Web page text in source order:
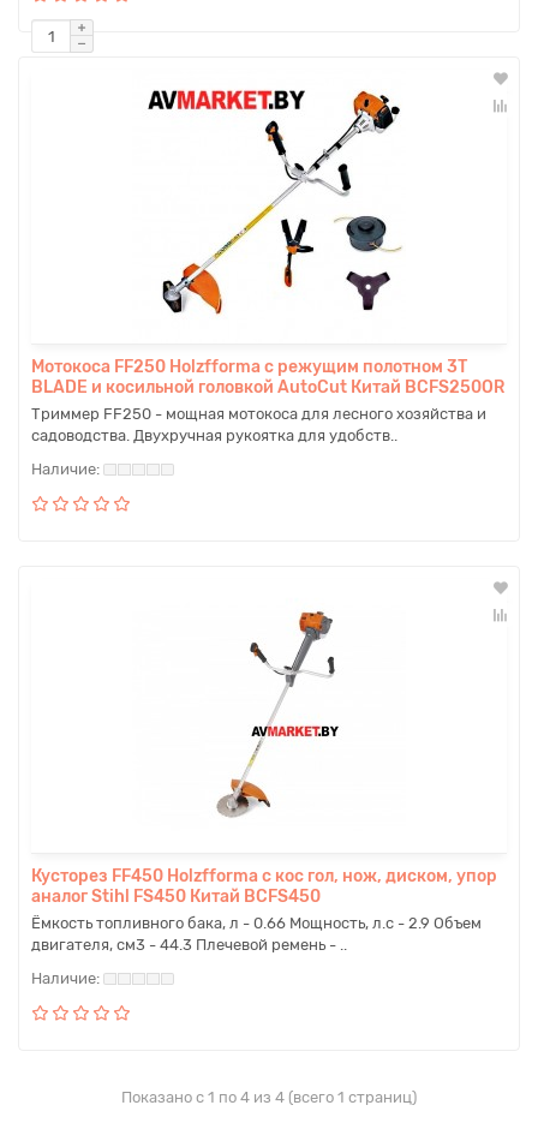
Мотокоса FF250 Holzfforma с режущим полотном 3T
BLADE и косильной головкой AutoCut Китай BCFS250OR
Триммер FF250 - мощная мотокоса для лесного хозяйства и
садоводства. Двухручная рукоятка для удобств..
Кусторез FF450 Holzfforma с кос гол, нож, диском, упор
аналог Stihl FS450 Китай BCFS450
Ёмкость топливного бака, л - 0.66 Мощность, л.с - 2.9 Объем
двигателя, см3 - 44.3 Плечевой ремень - ..
Показано с 1 по 4 из 4 (всего 1 страниц)